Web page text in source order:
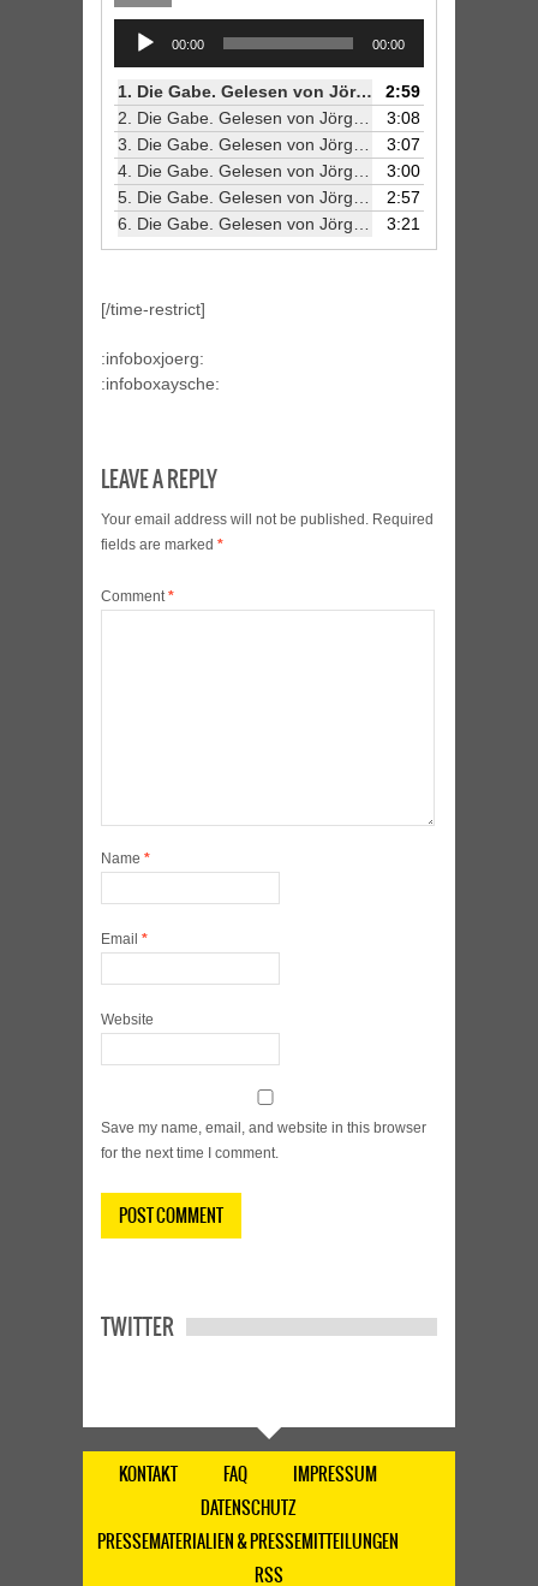
Audio
Player
00:00 00:00
1. Die Gabe. Gelesen von Jörg Petzold 1/6
2:59
2. Die Gabe. Gelesen von Jörg Petzold 2/6
3:08
3. Die Gabe. Gelesen von Jörg Petzold 3/6
3:07
4. Die Gabe. Gelesen von Jörg Petzold 4/6
3:00
5. Die Gabe. Gelesen von Jörg Petzold 5/6
2:57
6. Die Gabe. Gelesen von Jörg Petzold 6/6
3:21
[/time-restrict]
:infoboxjoerg:
:infoboxaysche:
LEAVE A REPLY
Your email address will not be published. Required
fields are marked *
Comment*
Name *
Email *
Website
Save my name, email, and website in this browser
for the next time I comment.
TWITTER
KONTAKT FAQ
IMPRESSUM
DATENSCHUTZ
PRESSEMATERIALIEN & PRESSEMITTEILUNGEN
RSS